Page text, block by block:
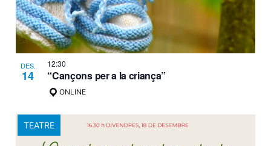
DES.
14
12:30
“Cançons per a la criança”
ONLINE
TEATRE